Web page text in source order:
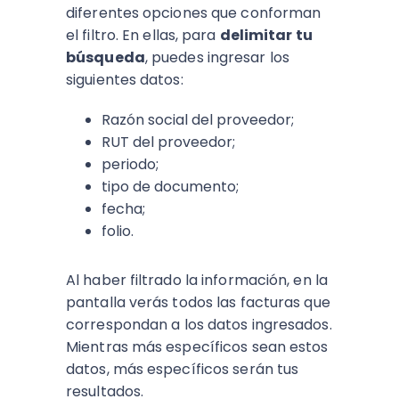
diferentes opciones que conforman
el filtro. En ellas, para delimitar tu
búsqueda, puedes ingresar los
siguientes datos:
Razón social del proveedor;
RUT del proveedor;
periodo;
tipo de documento;
fecha;
folio.
Al haber filtrado la información, en la
pantalla verás todos las facturas que
correspondan a los datos ingresados.
Mientras más específicos sean estos
datos, más específicos serán tus
resultados.